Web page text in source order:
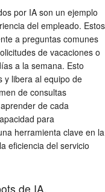
por IA son un ejemplo
del empleado. Estos
a preguntas comunes
de vacaciones o
a la semana. Esto
y libera al equipo de
de consultas
de cada
para
herramienta clave en la
eficiencia del servicio
de IA,